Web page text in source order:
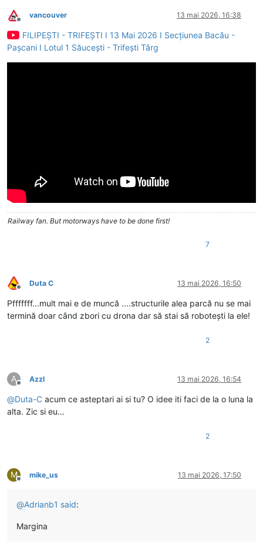
Deconectat
vancouver 13 mai 2026, 16:38
FILIPEȘTI - TRIFEȘTI I 13 Mai 2026 I Secțiunea Bacău -
Pașcani I Lotul 1 Săucești - Trifești Târg
Railway fan. But motorways have to be done first!
7
Deconectat
Duta C 13 mai 2026, 16:50
Pfffffff...mult mai e de muncă ....structurile alea parcă nu se mai
termină doar când zbori cu drona dar să stai să robotești la ele!
2
A
Deconectat
Azzl 13 mai 2026, 16:54
@Duta-C acum ce asteptari ai si tu? O idee iti faci de la o luna la
alta. Zic si eu…
2
M
Deconectat
mike_us 13 mai 2026, 17:50
@Adrianb1 said:
Margina